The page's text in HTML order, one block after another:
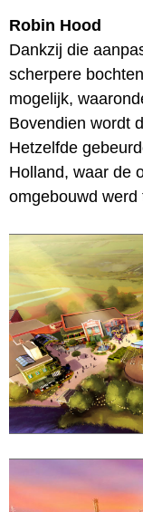
Robin Hood
Dankzij die
scherpere
mogelijk,
Bovendien wordt
Hetzelfde
Holland, waar de
omgebouwd